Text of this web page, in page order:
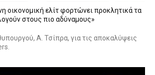
οικονομική ελίτ φορτώνει προκλητικά τα
στους πιο αδύναμους»
Α. Τσίπρα, για τις αποκαλύψεις